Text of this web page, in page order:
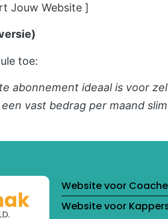
Jouw Website ]
toe:
abonnement ideaal is voor
vast bedrag per maand
Website voor
Website voor